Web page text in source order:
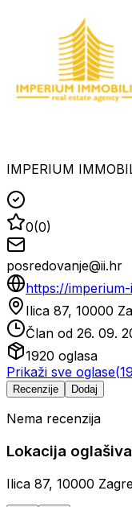
IMPERIUM
0(0)
posredovanje@ii.hr
https://
Ilica 87, 10000
Član od 26. 09.
1920 oglasa
Prikaži sve oglase(
Recenzije Dodaj
Nema recenzija
Lokacija
Ilica 87, 10000